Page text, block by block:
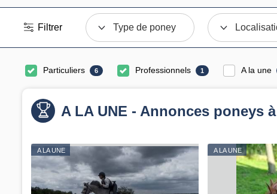
Filtrer Type de poney
Particuliers 6 Professionnels 1 A la une
A LA UNE - Annonces poneys
A LA UNE A LA UNE